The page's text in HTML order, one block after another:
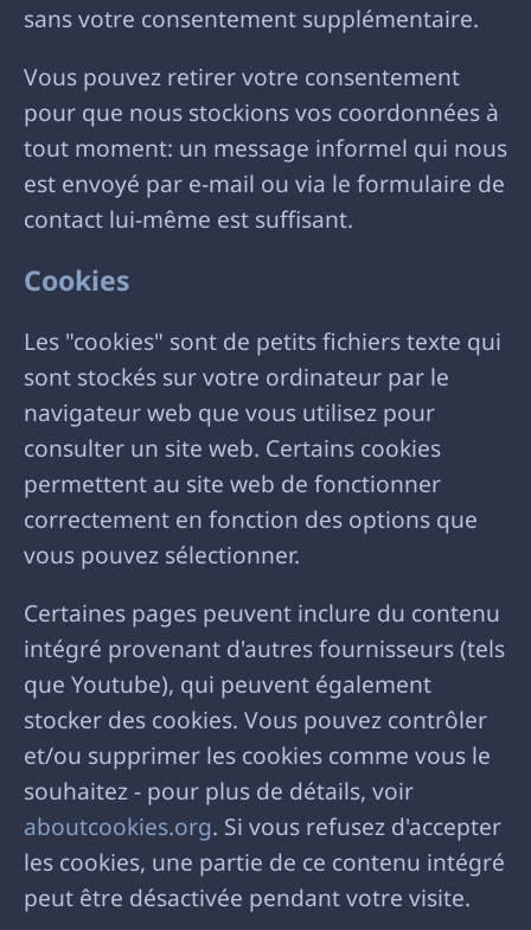
sans votre consentement supplémentaire.
Vous pouvez retirer votre consentement
pour que nous stockions vos coordonnées à
tout moment: un message informel qui nous
est envoyé par e-mail ou via le formulaire de
contact lui-même est suffisant.
Cookies
Les "cookies" sont de petits fichiers texte qui
sont stockés sur votre ordinateur par le
navigateur web que vous utilisez pour
consulter un site web. Certains cookies
permettent au site web de fonctionner
correctement en fonction des options que
vous pouvez sélectionner.
Certaines pages peuvent inclure du contenu
intégré provenant d'autres fournisseurs (tels
que Youtube), qui peuvent également
stocker des cookies. Vous pouvez contrôler
et/ou supprimer les cookies comme vous le
souhaitez - pour plus de détails, voir
aboutcookies.org. Si vous refusez d'accepter
les cookies, une partie de ce contenu intégré
peut être désactivée pendant votre visite.